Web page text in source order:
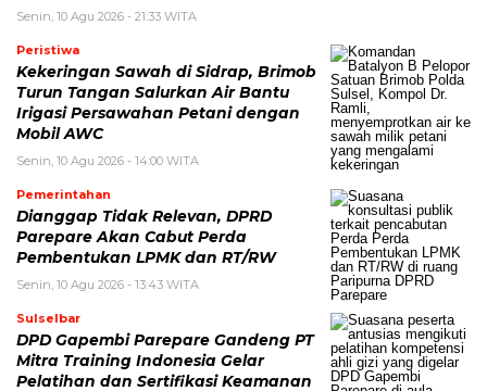
Senin, 10 Agu 2026 - 21:33 WITA
Peristiwa
Kekeringan Sawah di Sidrap, Brimob
Turun Tangan Salurkan Air Bantu
Irigasi Persawahan Petani dengan
Mobil AWC
Senin, 10 Agu 2026 - 14:00 WITA
Pemerintahan
Dianggap Tidak Relevan, DPRD
Parepare Akan Cabut Perda
Pembentukan LPMK dan RT/RW
Senin, 10 Agu 2026 - 13:43 WITA
Sulselbar
DPD Gapembi Parepare Gandeng PT
Mitra Training Indonesia Gelar
Pelatihan dan Sertifikasi Keamanan